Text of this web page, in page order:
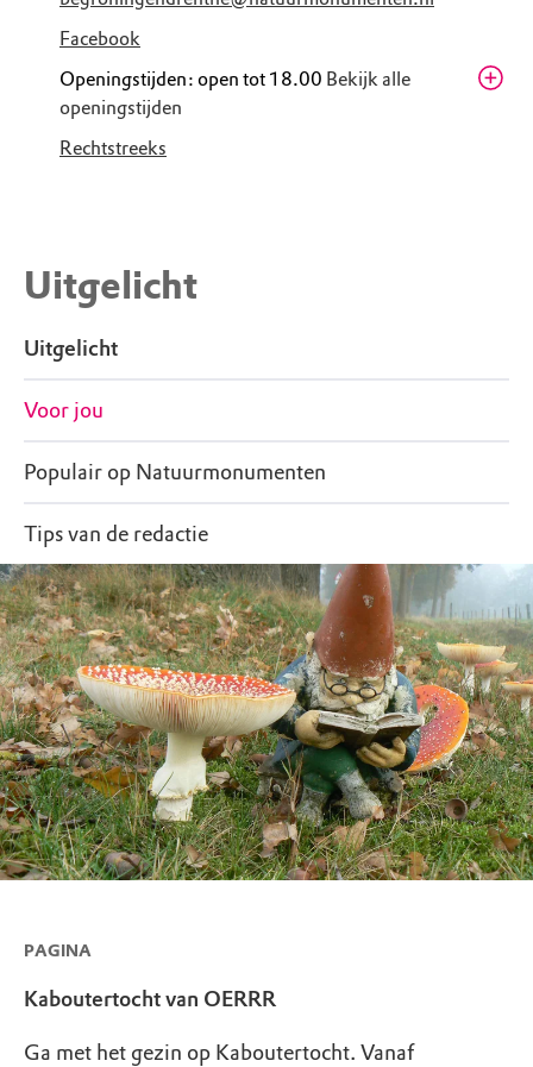
Facebook
Openingstijden: open tot 18.00 Bekijk alle
openingstijden
Zaterdag
Woensdag
09.00 - 18.00
Vrijdag
Rechtstreeks
Uitgelicht
Uitgelicht
Voor jou
Populair op Natuurmonumenten
Tips van de redactie
PAGINA
Kaboutertocht van OERRR
Ga met het gezin op Kaboutertocht. Vanaf